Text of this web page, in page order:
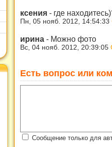
ксения - где
Пн, 05 нояб. 2012, 14:54:33
ирина - Можно фото
Вс, 04 нояб. 2012, 20:39:05
Есть вопрос или
Сообщение только для